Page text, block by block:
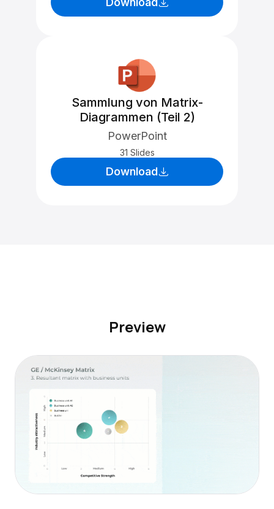
Sammlung von Matrix-
Diagrammen (Teil 2)
PowerPoint
31 Slides
Download
Preview